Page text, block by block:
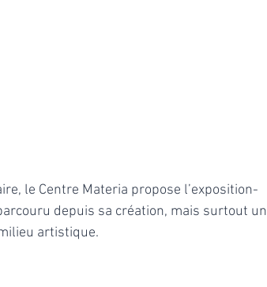
le Centre Materia propose l’exposition-
depuis sa création, mais surtout un
artistique.